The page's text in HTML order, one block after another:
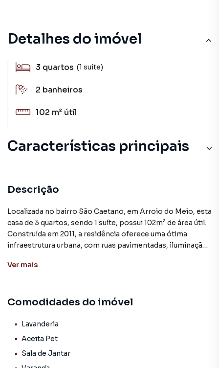
Detalhes do imóvel
3 quartos (1 suíte)
2 banheiros
102 m² útil
Características principais
Descrição
Localizada no bairro São Caetano, em Arroio do Meio, esta
casa de 3 quartos, sendo 1 suíte, possui 102m² de área útil.
Construída em 2011, a residência oferece uma ótima
infraestrutura urbana, com ruas pavimentadas, iluminação
lixo, transporte coletivo e saneamento básico. Nas
para a prática de esportes, facilitando o acesso a diversos
Arroio do Meio, localizada a aproximadamente 120
bem estruturada e com uma boa rede de serviços públicos,
Ver mais
Comodidades do imóvel
Lavanderia
Aceita Pet
Sala de Jantar